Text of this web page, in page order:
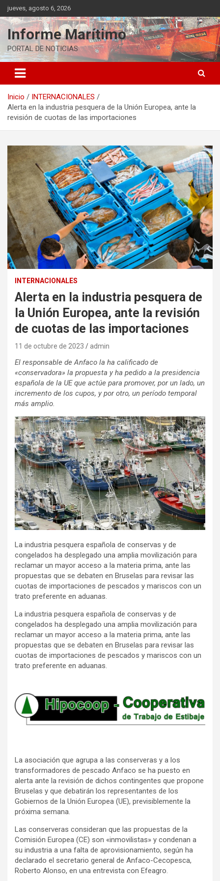
Saltar
al
contenido
jueves, agosto 6, 2026
Informe Marítimo
PORTAL DE NOTICIAS
Inicio
INTERNACIONALES
Alerta en la industria pesquera de la Unión Europea, ante la
revisión de cuotas de las importaciones
INTERNACIONALES
Alerta en la industria pesquera de
la Unión Europea, ante la revisión
de cuotas de las importaciones
11 de octubre de 2023 admin
El responsable de Anfaco la ha calificado de
«conservadora» la propuesta y ha pedido a la presidencia
española de la UE que actúe para promover, por un lado, un
incremento de los cupos, y por otro, un período temporal
más amplio.
La industria pesquera española de conservas y de
congelados ha desplegado una amplia movilización para
reclamar un mayor acceso a la materia prima, ante las
propuestas que se debaten en Bruselas para revisar las
cuotas de importaciones de pescados y mariscos con un
trato preferente en aduanas.
La industria pesquera española de conservas y de
congelados ha desplegado una amplia movilización para
reclamar un mayor acceso a la materia prima, ante las
propuestas que se debaten en Bruselas para revisar las
cuotas de importaciones de pescados y mariscos con un
trato preferente en aduanas.
La asociación que agrupa a las conserveras y a los
transformadores de pescado Anfaco se ha puesto en
alerta ante la revisión de dichos contingentes que propone
Bruselas y que debatirán los representantes de los
Gobiernos de la Unión Europea (UE), previsiblemente la
próxima semana.
Las conserveras consideran que las propuestas de la
Comisión Europea (CE) son «inmovilistas» y condenan a
su industria a una falta de aprovisionamiento, según ha
declarado el secretario general de Anfaco-Cecopesca,
Roberto Alonso, en una entrevista con Efeagro.